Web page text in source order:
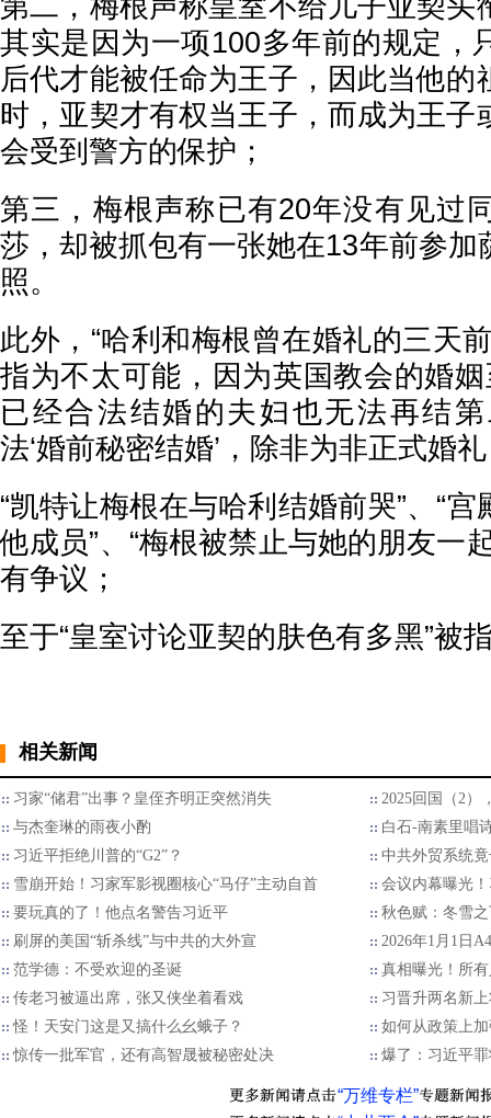
第二，梅根声称皇室不给儿子亚契头
其实是因为一项100多年前的规定，
后代才能被任命为王子，因此当他的
时，亚契才有权当王子，而成为王子
会受到警方的保护；
第三，梅根声称已有20年没有见过
莎，却被抓包有一张她在13年前参加
照。
此外，“哈利和梅根曾在婚礼的三天
指为不太可能，因为英国教会的婚
已经合法结婚的夫妇也无法再结
法‘婚前秘密结婚’，除非为非正式婚
“凯特让梅根在与哈利结婚前哭”、“
他成员”、“梅根被禁止与她的朋友一
有争议；
至于“皇室讨论亚契的肤色有多黑”被
相关新闻
习家“储君”出事？皇侄齐明正突然消失
2025回国（2）
与杰奎琳的雨夜小酌
白石-南素里唱
习近平拒绝川普的“G2”？
中共外贸系统
雪崩开始！习家军影视圈核心“马仔”主动自首
会议内幕曝光
要玩真的了！他点名警告习近平
秋色赋：冬雪
刷屏的美国“斩杀线”与中共的大外宣
2026年1月1日
范学德：不受欢迎的圣诞
真相曝光！所
传老习被逼出席，张又侠坐着看戏
习晋升两名新
怪！天安门这是又搞什么幺蛾子？
如何从政策上
惊传一批军官，还有高智晟被秘密处决
爆了：习近平
“万维专栏”